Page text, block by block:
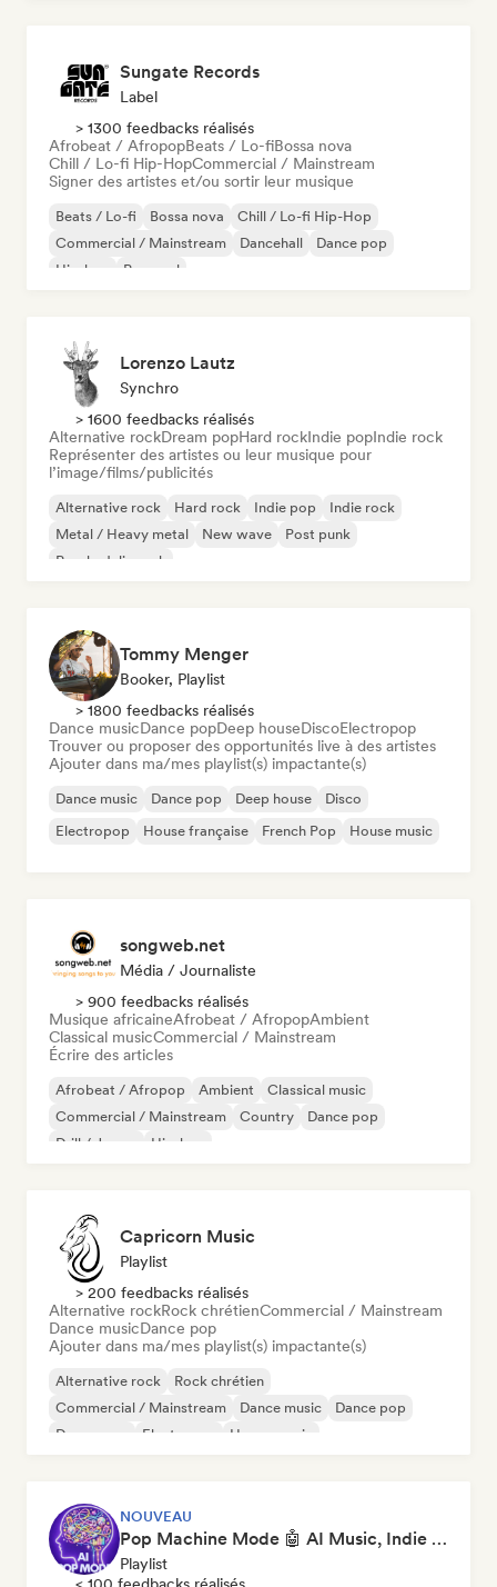
Sungate Records
Label
> 1300 feedbacks réalisés
Afrobeat / AfropopBeats / Lo-fiBossa nova
Chill / Lo-fi Hip-HopCommercial / Mainstream
Signer des artistes et/ou sortir leur musique
Beats / Lo-fi Bossa nova
Chill / Lo-fi Hip-Hop
Commercial / Mainstream
Dancehall
Dance pop
Hip-hop
Pop soul
Lorenzo Lautz
Synchro
> 1600 feedbacks réalisés
Alternative rockDream popHard rockIndie popIndie rock
Représenter des artistes ou leur musique pour
l’image/films/publicités
Alternative rock Hard rock Indie pop
Indie rock
Metal / Heavy metal
New wave
Post punk
Psychedelic rock
Tommy Menger
Booker, Playlist
> 1800 feedbacks réalisés
Dance musicDance popDeep houseDiscoElectropop
Trouver ou proposer des opportunités live à des artistes
Ajouter dans ma/mes playlist(s) impactante(s)
Dance music Dance pop Deep house
Disco
Electropop
House française French Pop House music
songweb.net
Média / Journaliste
> 900 feedbacks réalisés
Musique africaineAfrobeat / AfropopAmbient
Classical musicCommercial / Mainstream
Écrire des articles
Afrobeat / Afropop Ambient
Classical music
Commercial / Mainstream
Country
Dance pop
Drill / Jersey
Hip-hop
Capricorn Music
Playlist
> 200 feedbacks réalisés
Alternative rockRock chrétienCommercial / Mainstream
Dance musicDance pop
Ajouter dans ma/mes playlist(s) impactante(s)
Alternative rock
Rock chrétien
Commercial / Mainstream
Dance music
Dance pop
Dream pop
Electropop House music
NOUVEAU
Pop Machine Mode 🤖 AI Music, Indie Pop & Dream Pop
Playlist